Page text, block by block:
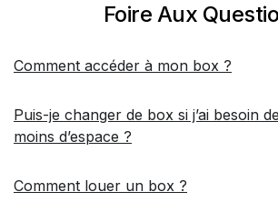
Foire Aux
Comment accéder à mon box ?
Puis-je changer de box si j’ai besoin
moins d’espace ?
Comment louer un box ?